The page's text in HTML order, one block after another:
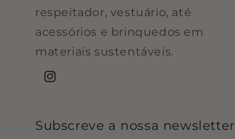
respeitador, vestuário, até
acessórios e brinquedos em
materiais sustentáveis.
Instagram
Subscreve a nossa newsletter